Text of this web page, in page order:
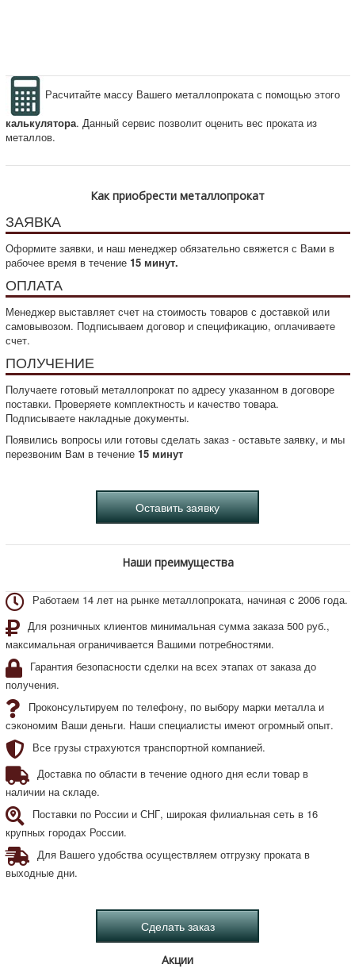
Расчитайте массу Вашего металлопроката с помощью этого
калькулятора. Данный сервис позволит оценить вес проката из
металлов.
Как приобрести металлопрокат
ЗАЯВКА
Оформите заявки, и наш менеджер обязательно свяжется с Вами в
рабочее время в течение 15 минут.
ОПЛАТА
Менеджер выставляет счет на стоимость товаров с доставкой или
самовывозом. Подписываем договор и спецификацию, оплачиваете
счет.
ПОЛУЧЕНИЕ
Получаете готовый металлопрокат по адресу указанном в договоре
поставки. Проверяете комплектность и качество товара.
Подписываете накладные документы.
Появились вопросы или готовы сделать заказ - оставьте заявку, и мы
перезвоним Вам в течение 15 минут
Наши преимущества
Работаем 14 лет на рынке металлопроката, начиная с 2006 года.
Для розничных клиентов минимальная сумма заказа 500 руб.,
максимальная ограничивается Вашими потребностями.
Гарантия безопасности сделки на всех этапах от заказа до
получения.
Проконсультируем по телефону, по выбору марки металла и
сэкономим Ваши деньги. Наши специалисты имеют огромный опыт.
Все грузы страхуются транспортной компанией.
Доставка по области в течение одного дня если товар в
наличии на складе.
Поставки по России и СНГ, широкая филиальная сеть в 16
крупных городах России.
Для Вашего удобства осуществляем отгрузку проката в
выходные дни.
Акции